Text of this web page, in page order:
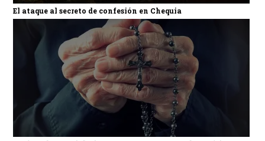
El ataque al secreto de confesión en Chequia